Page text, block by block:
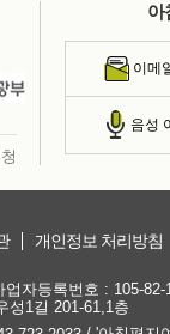
아
이메
음성
개인정보 처리방침
자등록번호 : 105-82-
성1길 201-61,1층